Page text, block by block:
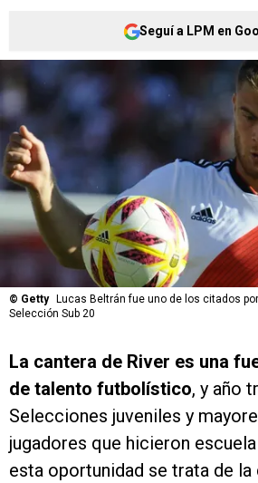
Seguí a LPM en
© Getty
Lucas Beltrán fue uno de los citados
Selección Sub 20
La cantera de River es una
de talento futbolístico, y año
Selecciones juveniles y
jugadores que hicieron
esta oportunidad se trata de